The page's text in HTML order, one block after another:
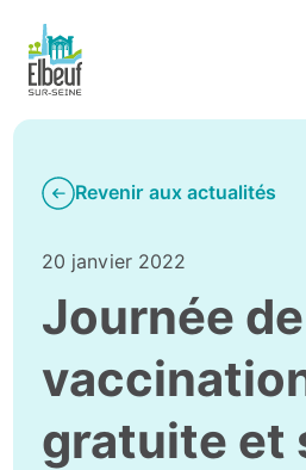
Revenir aux actualités
20 janvier 2022
Journée de
gratuite et